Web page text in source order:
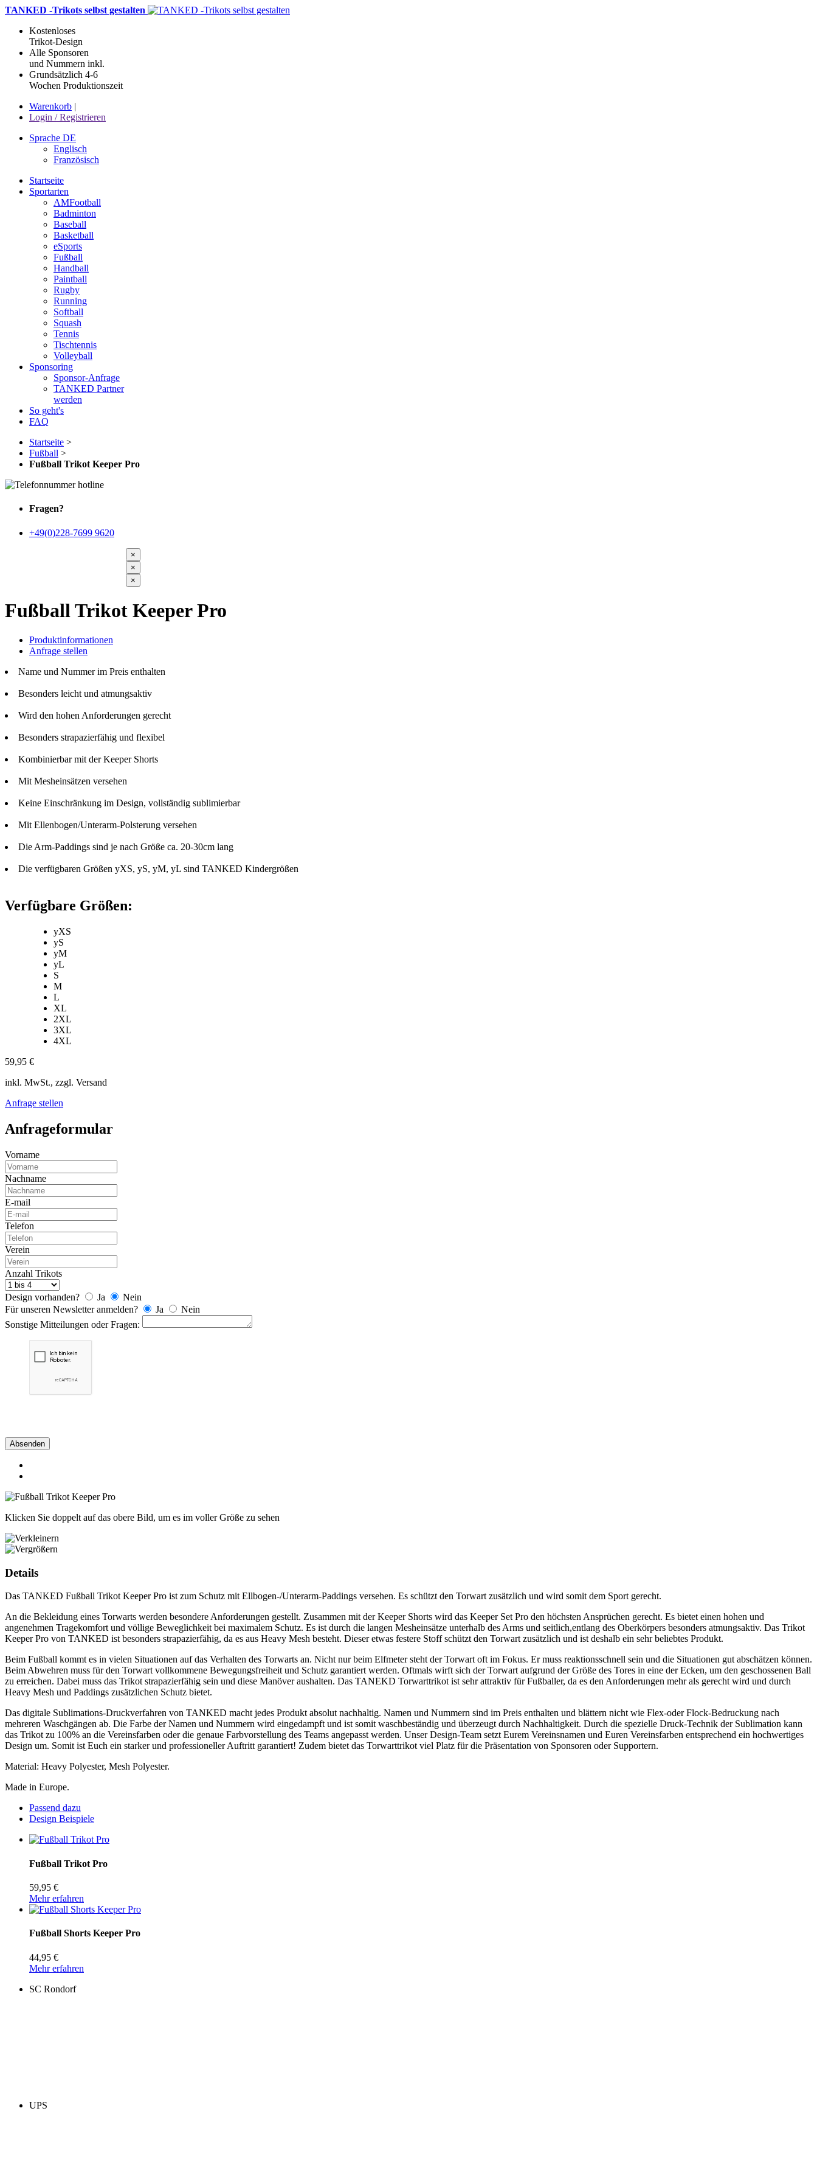
TANKED -Trikots selbst gestalten
Kostenloses
Trikot-Design
Alle Sponsoren
und Nummern inkl.
Grundsätzlich 4-6
Wochen Produktionszeit
Warenkorb |
Login / Registrieren
Sprache DE
Englisch
Französisch
Startseite
Sportarten
AMFootball
Badminton
Baseball
Basketball
eSports
Fußball
Handball
Paintball
Rugby
Running
Softball
Squash
Tennis
Tischtennis
Volleyball
Sponsoring
Sponsor-Anfrage
TANKED Partner
werden
So geht's
FAQ
Startseite >
Fußball >
Fußball Trikot Keeper Pro
Fragen?
+49(0)228-7699 9620
×
×
×
Fußball Trikot Keeper Pro
Produktinformationen
Anfrage stellen
Name und Nummer im Preis enthalten
Besonders leicht und atmungsaktiv
Wird den hohen Anforderungen gerecht
Besonders strapazierfähig und flexibel
Kombinierbar mit der Keeper Shorts
Mit Mesheinsätzen versehen
Keine Einschränkung im Design, vollständig sublimierbar
Mit Ellenbogen/Unterarm-Polsterung versehen
Die Arm-Paddings sind je nach Größe ca. 20-30cm lang
Die verfügbaren Größen yXS, yS, yM, yL sind TANKED Kindergrößen
Verfügbare Größen:
yXS
yS
yM
yL
S
M
L
XL
2XL
3XL
4XL
59,95 €
inkl. MwSt., zzgl. Versand
Anfrage stellen
Anfrageformular
Vorname
Nachname
E-mail
Telefon
Verein
Anzahl Trikots
Design vorhanden? Ja
Nein
Für unseren Newsletter anmelden?
Ja
Nein
Sonstige Mitteilungen oder Fragen:
Absenden
Klicken Sie doppelt auf das obere Bild, um es im voller Größe zu sehen
Details
Das TANKED Fußball Trikot Keeper Pro ist zum Schutz mit Ellbogen-/Unterarm-Paddings versehen. Es schützt den Torwart zusätzlich und wird somit dem Sport gerecht.
An die Bekleidung eines Torwarts werden besondere Anforderungen gestellt. Zusammen mit der Keeper Shorts wird das Keeper Set Pro den höchsten Ansprüchen gerecht. Es bietet einen hohen und
angenehmen Tragekomfort und völlige Beweglichkeit bei maximalem Schutz. Es ist durch die langen Mesheinsätze unterhalb des Arms und seitlich,entlang des Oberkörpers besonders atmungsaktiv. Das Trikot
Keeper Pro von TANKED ist besonders strapazierfähig, da es aus Heavy Mesh besteht. Dieser etwas festere Stoff schützt den Torwart zusätzlich und ist deshalb ein sehr beliebtes Produkt.
Beim Fußball kommt es in vielen Situationen auf das Verhalten des Torwarts an. Nicht nur beim Elfmeter steht der Torwart oft im Fokus. Er muss reaktionsschnell sein und die Situationen gut abschätzen können.
Beim Abwehren muss für den Torwart vollkommene Bewegungsfreiheit und Schutz garantiert werden. Oftmals wirft sich der Torwart aufgrund der Größe des Tores in eine der Ecken, um den geschossenen Ball
zu erreichen. Dabei muss das Trikot strapazierfähig sein und diese Manöver aushalten. Das TANEKD Torwarttrikot ist sehr attraktiv für Fußballer, da es den Anforderungen mehr als gerecht wird und durch
Heavy Mesh und Paddings zusätzlichen Schutz bietet.
Das digitale Sublimations-Druckverfahren von TANKED macht jedes Produkt absolut nachhaltig. Namen und Nummern sind im Preis enthalten und blättern nicht wie Flex-oder Flock-Bedruckung nach
mehreren Waschgängen ab. Die Farbe der Namen und Nummern wird eingedampft und ist somit waschbeständig und überzeugt durch Nachhaltigkeit. Durch die spezielle Druck-Technik der Sublimation kann
das Trikot zu 100% an die Vereinsfarben oder die genaue Farbvorstellung des Teams angepasst werden. Unser Design-Team setzt Eurem Vereinsnamen und Euren Vereinsfarben entsprechend ein hochwertiges
Design um. Somit ist Euch ein starker und professioneller Auftritt garantiert! Zudem bietet das Torwarttrikot viel Platz für die Präsentation von Sponsoren oder Supportern.
Material: Heavy Polyester, Mesh Polyester.
Made in Europe.
Passend dazu
Design Beispiele
Fußball Trikot Pro
59,95 €
Mehr erfahren
Fußball Shorts Keeper Pro
44,95 €
Mehr erfahren
SC Rondorf
UPS